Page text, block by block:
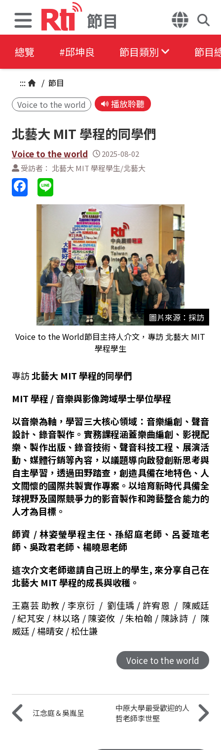
節目
總覽 #邱坤良 節目類別 節目
::: / 節目
Voice to the world
播放聆聽
北藝大 MIT 學程的同學們
Voice to the world
2025-08-02
受訪者： 北藝大 MIT 學程學生/北藝大
圖片來源：採訪
Voice to the World節目主持人介文，專訪 北藝大 MIT
學程學生
專訪北藝大 MIT學程的同學們
MIT學程 /音樂與影像跨域學士學位學程
以音樂為軸，學習三大核心領域：音樂編創、聲音
設計、錄音製作。實務課程涵蓋樂曲編創、影視配
樂、製作出版、錄音技術、聲音科技工程、展演活
動、媒體行銷等內容，以議題導向啟發創新思考與
自主學習，透過田野踏查，創造具備在地特色、人
文關懷的國際共製實作專案。以培育新時代具備全
球視野及國際競爭力的影音製作和跨藝整合能力的
人才為目標。
師資 /林姿瑩學程主任、孫紹庭老師、呂菱瑄老
師、吳政君老師、楊曉恩老師
這次介文老師邀請自己班上的學生, 來分享自己在
北藝大 MIT學程的成長與收穫。
王嘉芸 助教 /李京衍 / 劉佳瑀 /許宥恩 / 陳威廷
/紀芃安 /林以珞 /陳姿攸 /朱柏翰 / 陳詠詩 / 陳
威廷 / 楊晴安 /松仕謙
Voice to the world
江念庭＆吳胤呈
中原大學最受歡迎的人
哲老師李世堅